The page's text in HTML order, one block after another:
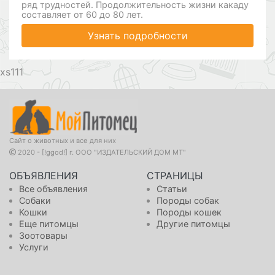
ряд трудностей. Продолжительность жизни какаду
составляет от 60 до 80 лет.
Узнать подробности
111
Сайт о животных и все для них
2020 - [!ggod!] г. ООО "ИЗДАТЕЛЬСКИЙ ДОМ МТ"
ОБЪЯВЛЕНИЯ
Все объявления
Собаки
Кошки
Еще питомцы
Зоотовары
Услуги
СТРАНИЦЫ
Статьи
Породы собак
Породы кошек
Другие питомцы